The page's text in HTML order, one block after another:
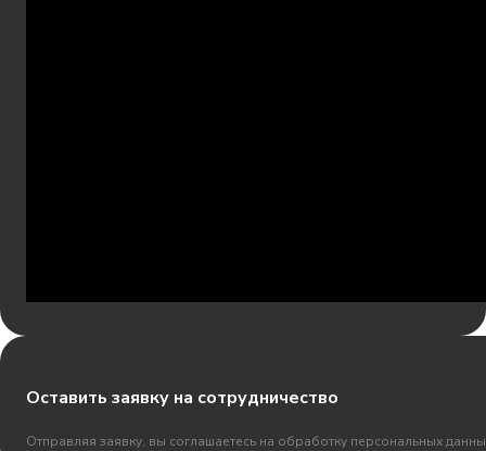
Оставить заявку на сотрудничество
Отправляя заявку, вы соглашаетесь на обработку персональных